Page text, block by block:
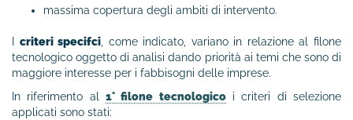
massima copertura degli ambiti di intervento.
criteri specifci , come indicato, variano in relazione al filone
tecnologico oggetto di analisi dando priorità ai temi che sono di
maggiore interesse per i fabbisogni delle imprese.
In riferimento al 1° filone tecnologicoi criteri di selezione
applicati sono stati: